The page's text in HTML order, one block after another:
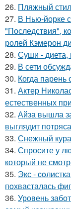
26. Пляжный
27. В Нью-йорке
"Последствия",
ролей Кэмерон
28. Суши - диета,
29. В сети
30. Когда парень
31. Актер
естественных
32. Айза вышла
выглядит
33. Снежный
34. Спросите у
который не
35. Экс -
пoхвасталась
36. Уровень